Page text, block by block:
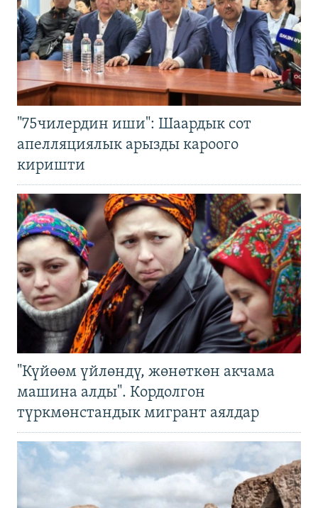
"75чилердин иши": Шаардык сот
апелляциялык арызды кароого
киришти
"Күйөөм үйлөндү, жөнөткөн акчама
машина алды". Кордолгон
түркмөнстандык мигрант аялдар